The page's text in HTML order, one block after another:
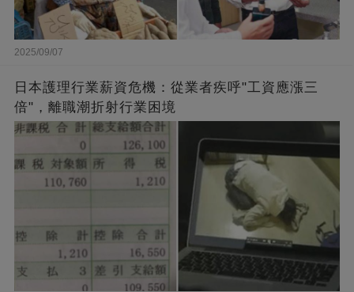
2025/09/07
日本護理行業薪資危機：從業者疾呼"工資應漲三
倍"，離職潮折射行業困境